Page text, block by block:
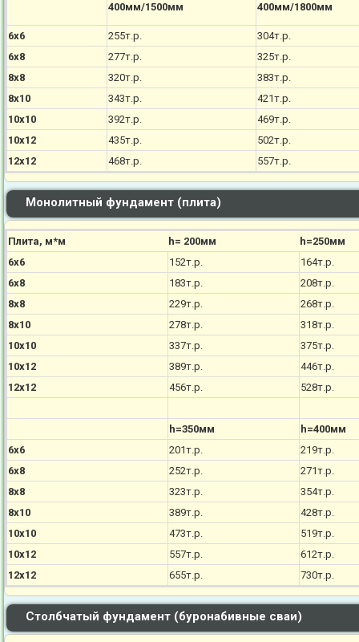
400мм/1500мм 400мм/1800мм
6х6 255т.р.
304т.р.
6х8
277т.р.
325т.р.
8х8
320т.р.
383т.р.
8х10
343т.р.
421т.р.
10х10
392т.р.
469т.р.
10х12
435т.р.
502т.р.
12х12
468т.р. 557т.р.
Монолитный фундамент (плита)
Плита, м*м h= 200мм
h=250мм
6х6
152т.р.
164т.р.
6х8
183т.р.
208т.р.
8х8
229т.р.
268т.р.
8х10
278т.р.
318т.р.
10х10
337т.р.
375т.р.
10х12
389т.р.
446т.р.
12х12
456т.р. 528т.р.
h=350мм
h=400мм
6х6
201т.р.
219т.р.
6х8
252т.р.
271т.р.
8х8
323т.р.
354т.р.
8х10
389т.р.
428т.р.
10х10
473т.р.
519т.р.
10х12
557т.р.
612т.р.
12х12
655т.р. 730т.р.
Столбчатый фундамент (буронабивные сваи)